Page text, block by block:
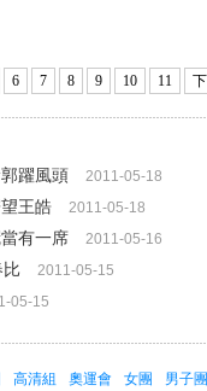
6 7 8 9 10 11
躍風頭
2011-05-18
王皓 2011-05-18
有一席 2011-05-16
2011-05-15
05-15
高清組 奧運會 女團 男子